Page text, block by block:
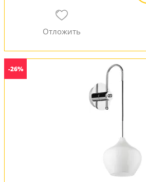
-26%